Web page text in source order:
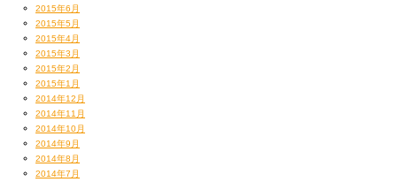
2015年6月
2015年5月
2015年4月
2015年3月
2015年2月
2015年1月
2014年12月
2014年11月
2014年10月
2014年9月
2014年8月
2014年7月